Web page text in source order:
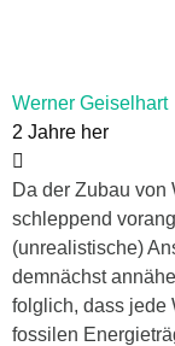
Werner Geiselhart
2 Jahre her
Da der Zubau von
schleppend
(unrealistische)
demnächst
folglich, dass jede
fossilen